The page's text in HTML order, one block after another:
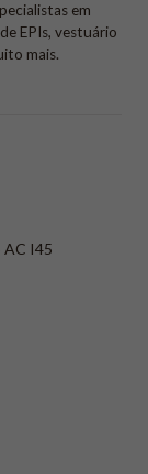
em
EPIs, vestuário
mais.
AC I45